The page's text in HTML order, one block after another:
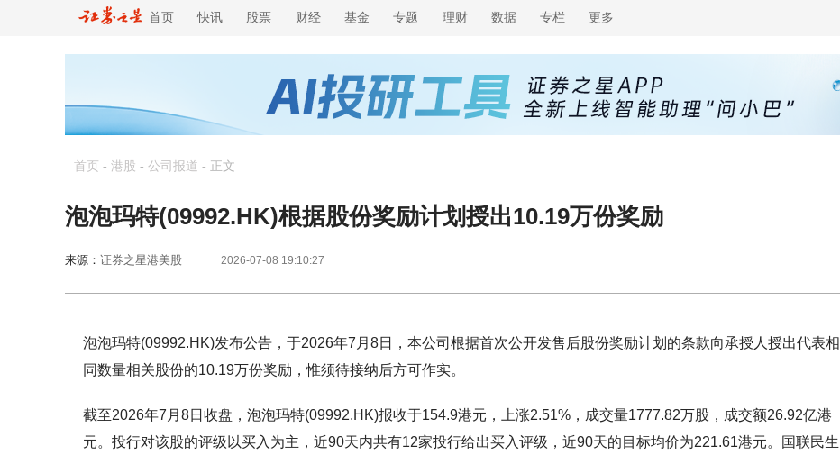
首页 快讯 股票 财经 基金 专题 理财 数据 专栏 更多
首页 - 港股 - 公司报道 - 正文
泡泡玛特(09992.HK)根据股份奖励计划授出10.19万份奖励
来源： 证券之星港美股 2026-07-08 19:10:27
泡泡玛特(09992.HK)发布公告，于2026年7月8日，本公司根据首次公开发售后股份奖励计划的条款向承授人授出代表相
同数量相关股份的10.19万份奖励，惟须待接纳后方可作实。
截至2026年7月8日收盘，泡泡玛特(09992.HK)报收于154.9港元，上涨2.51%，成交量1777.82万股，成交额26.92亿港
元。投行对该股的评级以买入为主，近90天内共有12家投行给出买入评级，近90天的目标均价为221.61港元。国联民生